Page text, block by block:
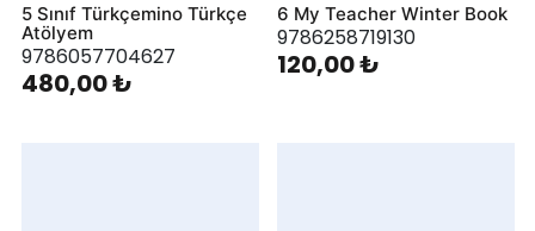
5 Sınıf Türkçemino Türkçe
Atölyem
9786057704627
480,00 ₺
6 My Teacher Winter Book
9786258719130
120,00 ₺